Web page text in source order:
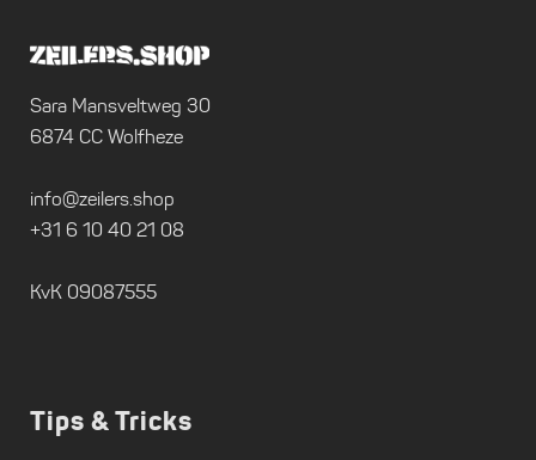
Sara Mansveltweg 30
6874 CC Wolfheze
info@zeilers.shop
+31 6 10 40 21 08
KvK 09087555
Tips & Tricks